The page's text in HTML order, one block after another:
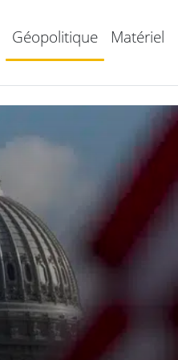
Géopolitique Matériel